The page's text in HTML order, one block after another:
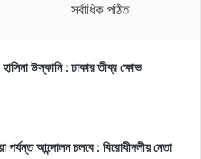
সর্বাধিক পঠিত
উস্কানি : ঢাকার তীব্র ক্ষোভ
পর্যন্ত আন্দোলন চলবে : বিরোধীদলীয় নেতা